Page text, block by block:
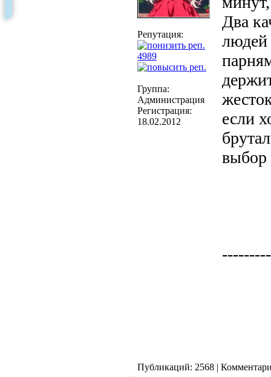
Репутация:
4989
Группа:
Администрация
Регистрация:
18.02.2012
Два
людей
если
выбор
Публикаций: 2568 |